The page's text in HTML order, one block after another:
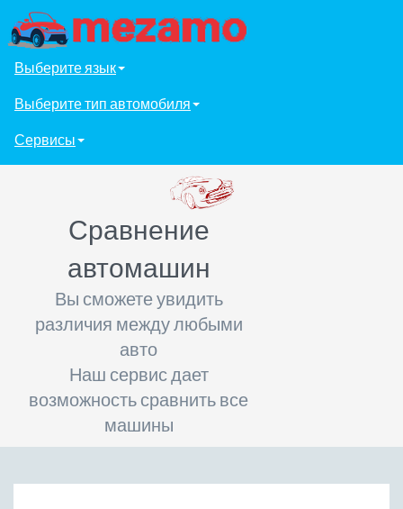
Выберите язык
Выберите тип автомобиля
Сервисы
Сравнение
автомашин
Вы сможете увидить
различия между любыми
авто
Наш сервис дает
возможность сравнить все
машины